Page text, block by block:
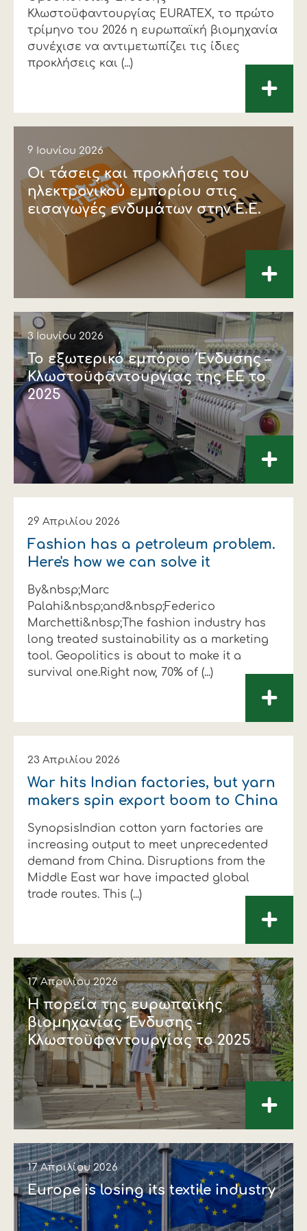
Κλωστοϋφαντουργίας EURATEX, το πρώτο
τρίμηνο του 2026 η ευρωπαϊκή βιομηχανία
συνέχισε να αντιμετωπίζει τις ίδιες
προκλήσεις και (...)
+
9 Ιουνίου 2026
Οι τάσεις και προκλήσεις του
ηλεκτρονικού εμπορίου στις
εισαγωγές ενδυμάτων στην Ε.Ε.
+
3 Ιουνίου 2026
Το εξωτερικό εμπόριο Ένδυσης –
Κλωστοϋφαντουργίας της ΕΕ το
2025
+
29 Απριλίου 2026
Fashion has a petroleum problem.
Here's how we can solve it
By&nbsp;Marc
Palahi&nbsp;and&nbsp;Federico
Marchetti&nbsp;The fashion industry has
long treated sustainability as a marketing
tool. Geopolitics is about to make it a
survival one.Right now, 70% of (...)
+
23 Απριλίου 2026
War hits Indian factories, but yarn
makers spin export boom to China
SynopsisIndian cotton yarn factories are
increasing output to meet unprecedented
demand from China. Disruptions from the
Middle East war have impacted global
trade routes. This (...)
+
17 Απριλίου 2026
Η πορεία της ευρωπαϊκής
βιομηχανίας Ένδυσης -
Κλωστοϋφαντουργίας το 2025
+
17 Απριλίου 2026
Europe is losing its textile industry